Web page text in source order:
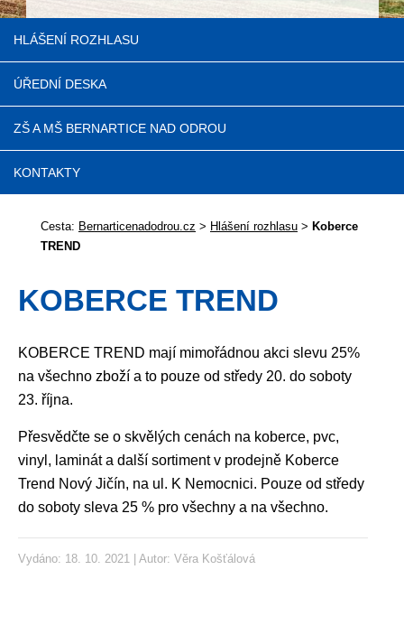
HLÁŠENÍ ROZHLASU
ÚŘEDNÍ DESKA
ZŠ A MŠ BERNARTICE NAD ODROU
KONTAKTY
Cesta: Bernarticenadodrou.cz > Hlášení rozhlasu > Koberce
TREND
KOBERCE TREND
KOBERCE TREND mají mimořádnou akci slevu 25%
na všechno zboží a to pouze od středy 20. do soboty
23. října.
Přesvědčte se o skvělých cenách na koberce, pvc,
vinyl, laminát a další sortiment v prodejně Koberce
Trend Nový Jičín, na ul. K Nemocnici. Pouze od středy
do soboty sleva 25 % pro všechny a na všechno.
Vydáno: 18. 10. 2021 | Autor: Věra Košťálová